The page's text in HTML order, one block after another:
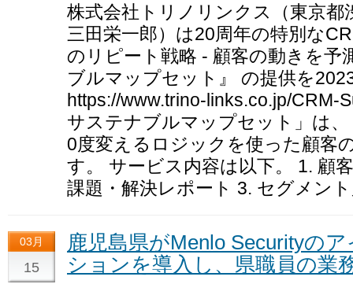
株式会社トリノリンクス（東京都
三田栄一郎）は20周年の特別な
のリピート戦略 - 顧客の動きを予
ブルマップセット』 の提供を
https://www.trino-links.co.jp/CRM-
サステナブルマップセット」は
0度変えるロジックを使った顧客
す。 サービス内容は以下。 1. 顧
課題・解決レポート 3. セグメン
03月
15
鹿児島県がMenlo Securityの
ションを導入し、県職員の業